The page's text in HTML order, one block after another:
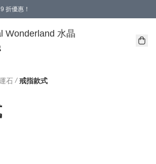
折優惠！
Wonderland 水晶
石 / 戒指款式